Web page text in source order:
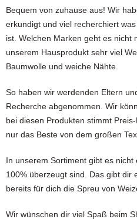
Bequem von zuhause aus! Wir
erkundigt und viel recherchiert
ist. Welchen Marken geht es nicht
unserem Hausprodukt sehr viel
Baumwolle und weiche Nähte.
So haben wir werdenden Eltern
Recherche abgenommen. Wir
bei diesen Produkten stimmt
nur das Beste von dem großen
In unserem Sortiment gibt es
100% überzeugt sind. Das gibt dir
bereits für dich die Spreu von
Wir wünschen dir viel Spaß beim